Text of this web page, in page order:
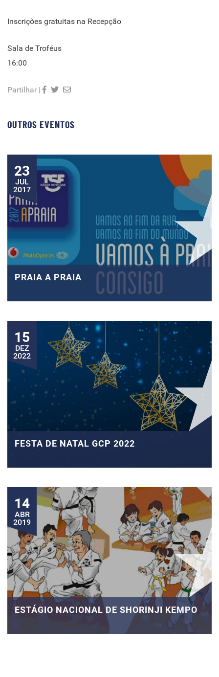
Inscrições gratuitas na Recepção
Sala de Troféus
16:00
Partilhar |
OUTROS EVENTOS
23
JUL
2017
PRAIA A PRAIA
15
DEZ
2022
FESTA DE NATAL GCP 2022
14
ABR
2019
ESTÁGIO NACIONAL DE SHORINJI KEMPO